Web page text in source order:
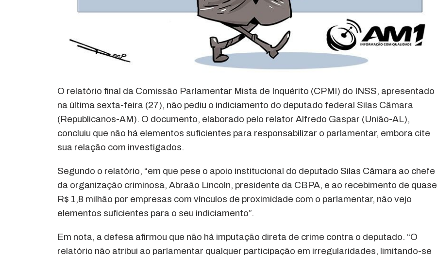
O relatório final da Comissão Parlamentar Mista de Inquérito (CPMI) do INSS, apresentado
na última sexta-feira (27), não pediu o indiciamento do deputado federal Silas Câmara
(Republicanos-AM). O documento, elaborado pelo relator Alfredo Gaspar (União-AL),
concluiu que não há elementos suficientes para responsabilizar o parlamentar, embora cite
sua relação com investigados.
Segundo o relatório, “em que pese o apoio institucional do deputado Silas Câmara ao chefe
da organização criminosa, Abraão Lincoln, presidente da CBPA, e ao recebimento de quase
R$ 1,8 milhão por empresas com vínculos de proximidade com o parlamentar, não vejo
elementos suficientes para o seu indiciamento”.
Em nota, a defesa afirmou que não há imputação direta de crime contra o deputado. “O
relatório não atribui ao parlamentar qualquer participação em irregularidades, limitando-se